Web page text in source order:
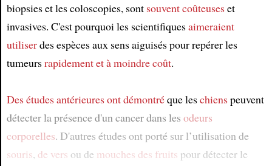
biopsies et les coloscopies, sont souvent coûteuseset
invasives. C'est pourquoi les scientifiquesaimeraient
utiliserdes espèces aux sens aiguisés pour repérer les
tumeursrapidementet à moindre coût.
Des études antérieuresont démontréque leschienspeuvent
détecter la présence d'un cancer dans les odeurs
corporelles. D'autres études ont porté sur l’utilisation de
souris, de vers ou de mouches des fruits pour détecter le